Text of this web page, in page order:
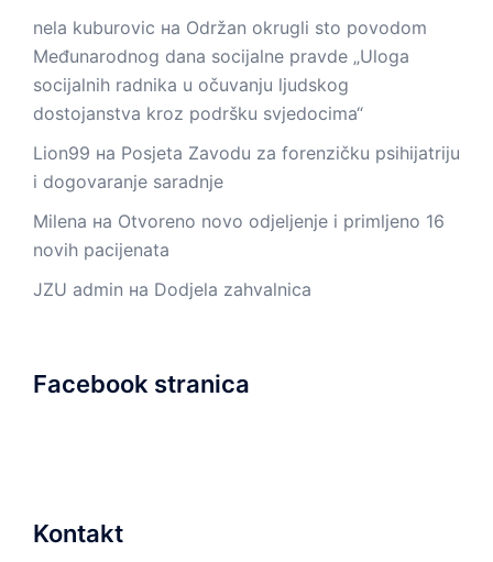
nela kuburovic на Održan okrugli sto povodom
Međunarodnog dana socijalne pravde „Uloga
socijalnih radnika u očuvanju ljudskog
dostojanstva kroz podršku svjedocima“
Lion99 на Posjeta Zavodu za forenzičku psihijatriju
i dogovaranje saradnje
Milena на Otvoreno novo odjeljenje i primljeno 16
novih pacijenata
JZU admin на Dodjela zahvalnica
Facebook stranica
Kontakt